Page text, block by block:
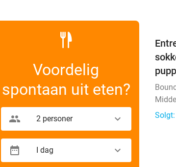
Voordelig
spontaan uit eten?
2 personer
I dag